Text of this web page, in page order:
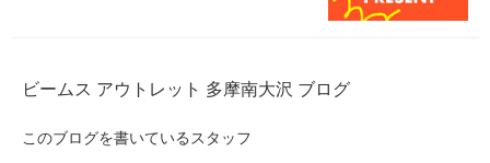
ビームス アウトレット 多摩南大沢 ブログ
このブログを書いているスタッフ